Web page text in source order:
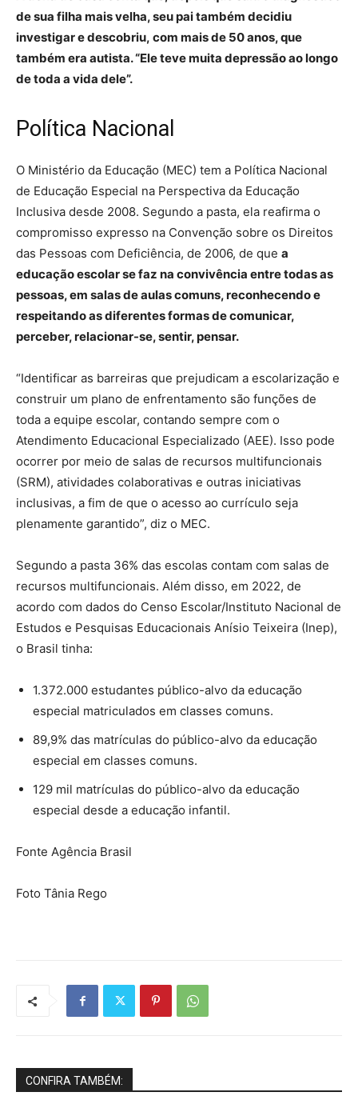
de sua filha mais velha, seu pai também decidiu
investigar e descobriu, com mais de 50 anos, que
também era autista. “Ele teve muita depressão ao longo
de toda a vida dele”.
Política Nacional
O Ministério da Educação (MEC) tem a Política Nacional
de Educação Especial na Perspectiva da Educação
Inclusiva desde 2008. Segundo a pasta, ela reafirma o
compromisso expresso na Convenção sobre os Direitos
das Pessoas com Deficiência, de 2006, de que a
educação escolar se faz na convivência entre todas as
pessoas, em salas de aulas comuns, reconhecendo e
respeitando as diferentes formas de comunicar,
perceber, relacionar-se, sentir, pensar.
“Identificar as barreiras que prejudicam a escolarização e
construir um plano de enfrentamento são funções de
toda a equipe escolar, contando sempre com o
Atendimento Educacional Especializado (AEE). Isso pode
ocorrer por meio de salas de recursos multifuncionais
(SRM), atividades colaborativas e outras iniciativas
inclusivas, a fim de que o acesso ao currículo seja
plenamente garantido”, diz o MEC.
Segundo a pasta 36% das escolas contam com salas de
recursos multifuncionais. Além disso, em 2022, de
acordo com dados do Censo Escolar/Instituto Nacional de
Estudos e Pesquisas Educacionais Anísio Teixeira (Inep),
o Brasil tinha:
1.372.000 estudantes público-alvo da educação
especial matriculados em classes comuns.
89,9% das matrículas do público-alvo da educação
especial em classes comuns.
129 mil matrículas do público-alvo da educação
especial desde a educação infantil.
Fonte Agência Brasil
Foto Tânia Rego
CONFIRA TAMBÉM: